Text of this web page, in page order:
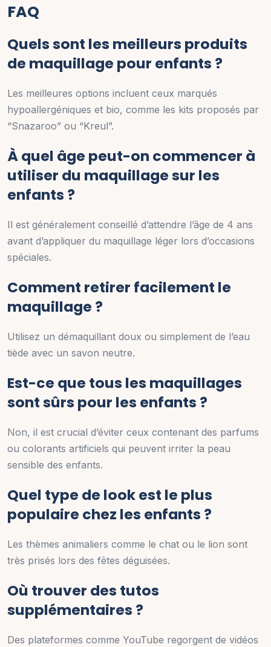
FAQ
Quels sont les meilleurs produits
de maquillage pour enfants ?
Les meilleures options incluent ceux marqués
hypoallergéniques et bio, comme les kits proposés par
“Snazaroo” ou “Kreul”.
À quel âge peut-on commencer à
utiliser du maquillage sur les
enfants ?
Il est généralement conseillé d’attendre l’âge de 4 ans
avant d’appliquer du maquillage léger lors d’occasions
spéciales.
Comment retirer facilement le
maquillage ?
Utilisez un démaquillant doux ou simplement de l’eau
tiède avec un savon neutre.
Est-ce que tous les maquillages
sont sûrs pour les enfants ?
Non, il est crucial d’éviter ceux contenant des parfums
ou colorants artificiels qui peuvent irriter la peau
sensible des enfants.
Quel type de look est le plus
populaire chez les enfants ?
Les thèmes animaliers comme le chat ou le lion sont
très prisés lors des fêtes déguisées.
Où trouver des tutos
supplémentaires ?
Des plateformes comme YouTube regorgent de vidéos